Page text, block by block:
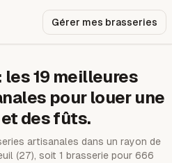
Gérer mes brasseries
les19 meilleures
pour louer une
des fûts.
artisanales dans un rayon de
(27), soit 1 brasserie pour 666